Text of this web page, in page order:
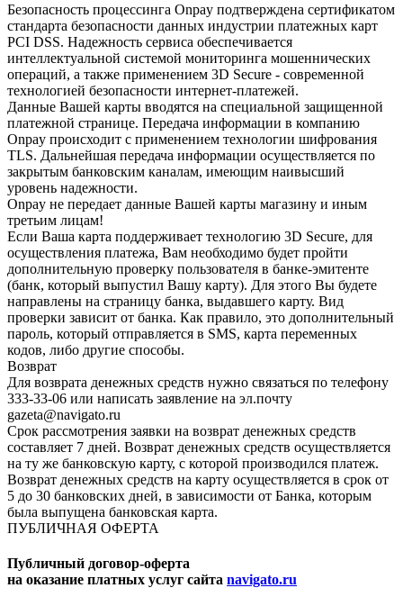
Безопасность процессинга Onpay подтверждена сертификатом
стандарта безопасности данных индустрии платежных карт
PCI DSS. Надежность сервиса обеспечивается
интеллектуальной системой мониторинга мошеннических
операций, а также применением 3D Secure - современной
технологией безопасности интернет-платежей.
Данные Вашей карты вводятся на специальной защищенной
платежной странице. Передача информации в компанию
Onpay происходит с применением технологии шифрования
TLS. Дальнейшая передача информации осуществляется по
закрытым банковским каналам, имеющим наивысший
уровень надежности.
Onpay не передает данные Вашей карты магазину и иным
третьим лицам!
Если Ваша карта поддерживает технологию 3D Secure, для
осуществления платежа, Вам необходимо будет пройти
дополнительную проверку пользователя в банке-эмитенте
(банк, который выпустил Вашу карту). Для этого Вы будете
направлены на страницу банка, выдавшего карту. Вид
проверки зависит от банка. Как правило, это дополнительный
пароль, который отправляется в SMS, карта переменных
кодов, либо другие способы.
Возврат
Для возврата денежных средств нужно связаться по телефону
333-33-06 или написать заявление на эл.почту
gazeta@navigato.ru
Срок рассмотрения заявки на возврат денежных средств
составляет 7 дней. Возврат денежных средств осуществляется
на ту же банковскую карту, с которой производился платеж.
Возврат денежных средств на карту осуществляется в срок от
5 до 30 банковских дней, в зависимости от Банка, которым
была выпущена банковская карта.
ПУБЛИЧНАЯ ОФЕРТА
Публичный договор-оферта
на оказание платных услуг сайта navigato.ru